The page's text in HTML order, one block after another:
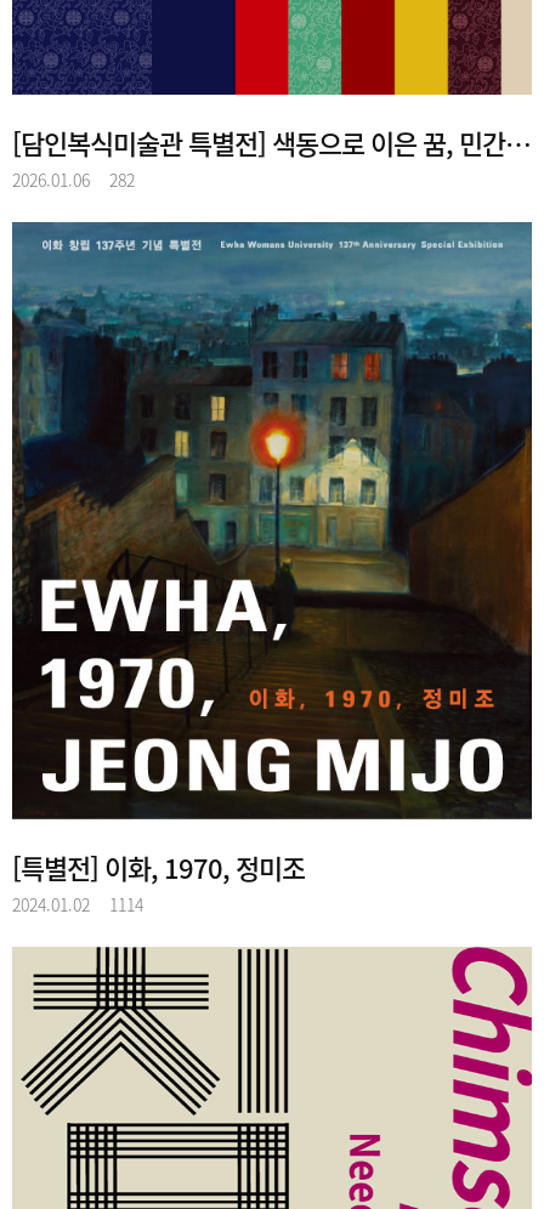
[담인복식미술관 특별전] 색동으로 이은 꿈, 민간원삼
2026.01.06 282
[특별전] 이화, 1970, 정미조
2024.01.02 1114